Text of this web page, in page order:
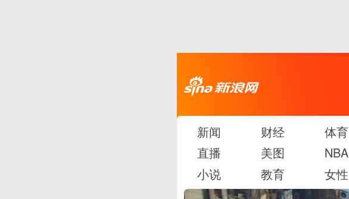
新闻 财经 体育
直播
美图 NBA
小说
教育 女性